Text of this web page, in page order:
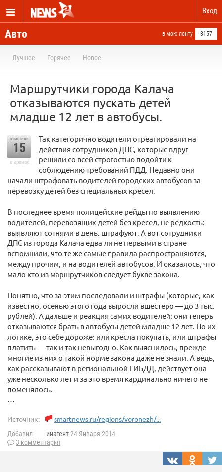
Вход
Авто в мою ленту 3157
Лучшее Горячее Новое
Маршрутчики города Калача
отказываются пускать детей
младше 12 лет в автобусы.
отметили
15
в архиве
Так категорично водители отреагировали на
действия сотрудников ДПС, которые вдруг
решили со всей строгостью подойти к
соблюдению требований ПДД. Недавно они
начали штрафовать водителей городских автобусов за
перевозку детей без специальных кресел.
В последнее время полицейские рейды по выявлению
водителей, перевозящих детей без кресел, не редкость:
выявляют сотнями в день, штрафуют. А вот сотрудники
ДПС из города Калача едва ли не первыми в стране
вспомнили, что те же самые правила распространяются,
между прочим, и на водителей автобусов. И оказалось, что
мало кто из маршрутчиков следует букве закона.
Понятно, что за этим последовали и штрафы (которые, как
известно, осенью этого года выросли вшестеро — до 3 тыс.
рублей). А дальше и реакция самих водителей: они теперь
отказываются брать в автобусы детей младше 12 лет. По их
логике, это себе дороже: или кресла покупать, или штрафы
платить — так и так невыгодно. Как выяснилось, прежде
многие из них о такой норме закона даже не знали. А ведь,
как рассказывают в региональной ГИБДД, действует она
уже несколько лет и за это время кардинально ничего не
поменялось.
…
Источник: smartnews.ru/regions/voronezh/...
Добавил инагент24 Января 2014
3 комментария